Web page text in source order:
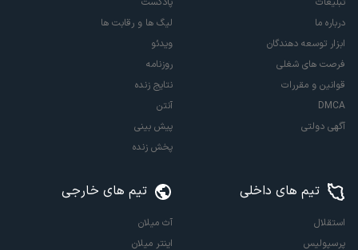
درباره ما
ابزار توسعه دهندگان
فرصت های شغلی
قوانین و مقررات
DMCA
آگهی دولتی
لیگ ها و رقابت ها
ویدئو
روزنامه
نتایج زنده
آنتن
پیش بینی
پخش زنده
تیم های داخلی
استقلال
پرسپولیس
تیم های خارجی
آث میلان
اینتر میلان